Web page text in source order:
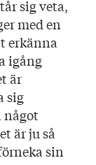
sig veta,
med en
erkänna
igång
är
sig
något
är ju så
sin